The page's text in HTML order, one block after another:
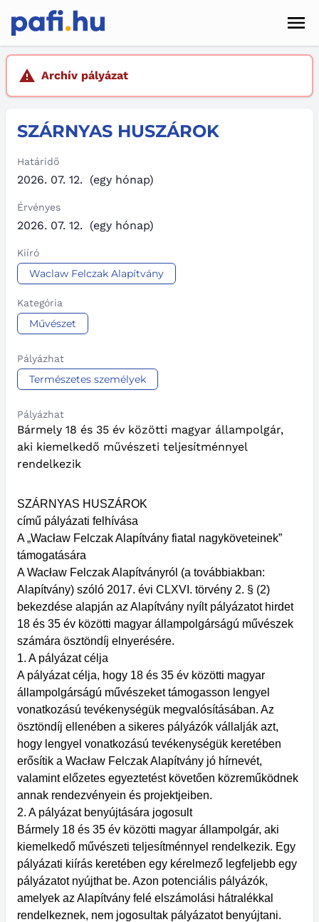
Hírek
Pályázatok
Szolgáltatások
Kapcsolat
Sötét mód
Archív pályázat
SZÁRNYAS HUSZÁROK
Határidő
2026. 07. 12. (egy hónap)
Érvényes
2026. 07. 12. (egy hónap)
Kiíró
Waclaw Felczak Alapítvány
Kategória
Művészet
Pályázhat
Természetes személyek
Pályázhat
Bármely 18 és 35 év közötti magyar állampolgár,
aki kiemelkedő művészeti teljesítménnyel
rendelkezik
SZÁRNYAS HUSZÁROK
című pályázati felhívása
A „Wacław Felczak Alapítvány fiatal nagyköveteinek”
támogatására
A Wacław Felczak Alapítványról (a továbbiakban:
Alapítvány) szóló 2017. évi CLXVI. törvény 2. § (2)
bekezdése alapján az Alapítvány nyílt pályázatot hirdet
18 és 35 év közötti magyar állampolgárságú művészek
számára ösztöndíj elnyerésére.
1. A pályázat célja
A pályázat célja, hogy 18 és 35 év közötti magyar
állampolgárságú művészeket támogasson lengyel
vonatkozású tevékenységük megvalósításában. Az
ösztöndíj ellenében a sikeres pályázók vállalják azt,
hogy lengyel vonatkozású tevékenységük keretében
erősítik a Wacław Felczak Alapítvány jó hírnevét,
valamint előzetes egyeztetést követően közreműködnek
annak rendezvényein és projektjeiben.
2. A pályázat benyújtására jogosult
Bármely 18 és 35 év közötti magyar állampolgár, aki
kiemelkedő művészeti teljesítménnyel rendelkezik. Egy
pályázati kiírás keretében egy kérelmező legfeljebb egy
pályázatot nyújthat be. Azon potenciális pályázók,
amelyek az Alapítvány felé elszámolási hátralékkal
rendelkeznek, nem jogosultak pályázatot benyújtani.